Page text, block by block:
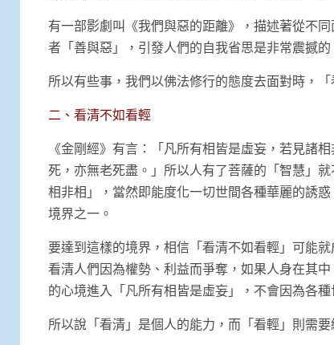
有一部影劇叫《我們與惡的距離》，描述著從不
者「善與惡」，引發人們的自我省思是非常震撼的
所以有些事，我們以佛法修行的態度去面對時，
二、看清不如看輕
《金剛經》有言：「凡所有相皆是虛妄，若見諸
死，亦無老死盡。」所以人有了菩薩的「智慧」
相非相」，當然即能度化一切世間各種華麗的誘
境界之一。
要達到這樣的境界，相信「看清不如看輕」可能
看清人們因為權勢、利益而爭奪，如果人身在其
的心境進入「凡所有相皆是虛妄」，不會因為各
所以說「看清」是個人的能力，而「看輕」則需